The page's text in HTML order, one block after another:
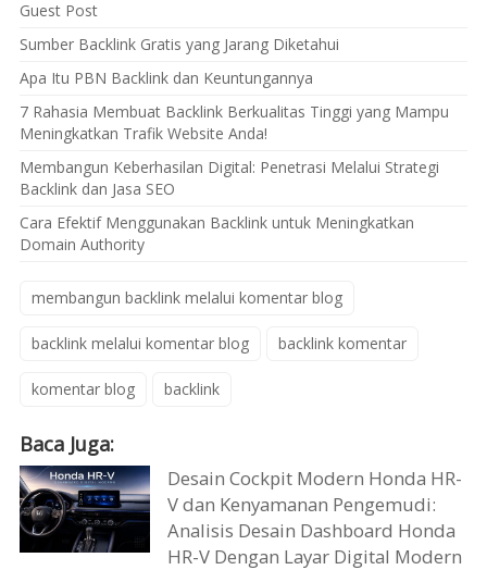
Guest Post
Sumber Backlink Gratis yang Jarang Diketahui
Apa Itu PBN Backlink dan Keuntungannya
7 Rahasia Membuat Backlink Berkualitas Tinggi yang Mampu
Meningkatkan Trafik Website Anda!
Membangun Keberhasilan Digital: Penetrasi Melalui Strategi
Backlink dan Jasa SEO
Cara Efektif Menggunakan Backlink untuk Meningkatkan
Domain Authority
membangun backlink melalui komentar blog
backlink melalui komentar blog backlink komentar
komentar blog backlink
Baca Juga:
Desain Cockpit Modern Honda HR-
V dan Kenyamanan Pengemudi:
Analisis Desain Dashboard Honda
HR-V Dengan Layar Digital Modern